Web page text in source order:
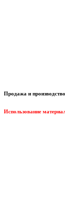
Продажа и
Использование